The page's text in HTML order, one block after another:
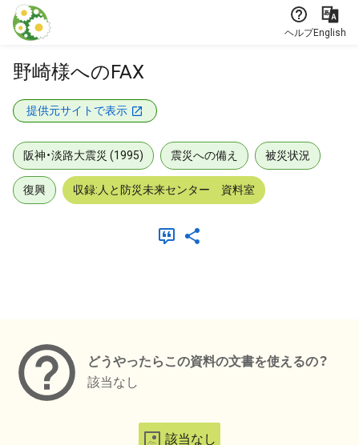
本文に飛ぶ
ヘルプEnglish
野崎様へのFAX
提供元サイトで表示
阪神・淡路大震災 (1995) 震災への備え 被災状況
復興 収録:人と防災未来センター 資料室
どうやったらこの資料の文書を使えるの？
該当なし
該当なし